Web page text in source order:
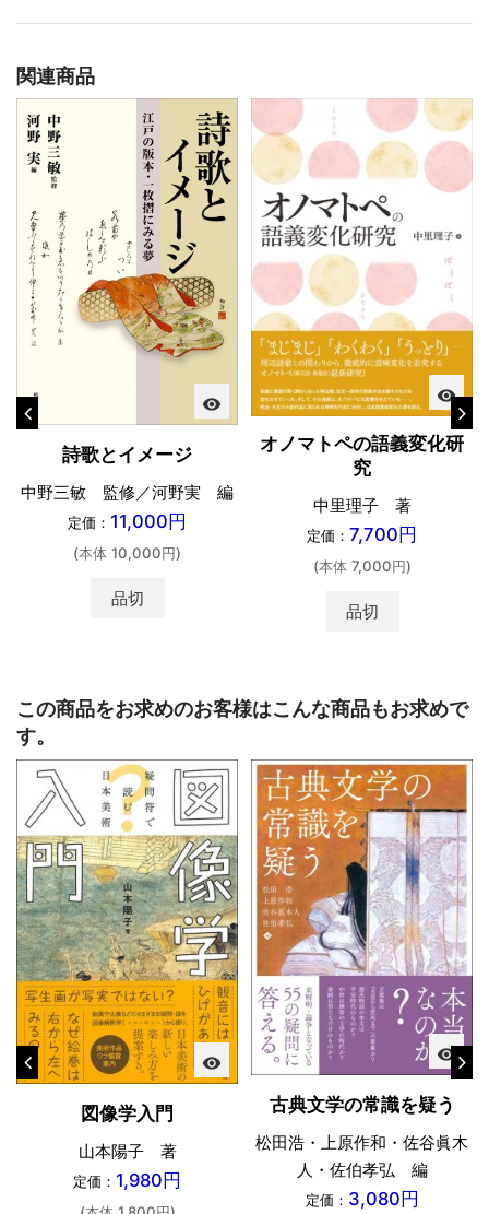
関連商品
visibility
詩歌とイメージ
中野三敏 監修／河野実 編
定価： 11,000円
(本体 10,000円)
品切
visibility
オノマトペの語義変化研
究
中里理子 著
定価： 7,700円
(本体 7,000円)
品切
この商品をお求めのお客様はこんな商品もお求めで
す。
visibility
図像学入門
山本陽子 著
定価： 1,980円
visibility
古典文学の常識を疑う
松田浩・上原作和・佐谷眞木
人・佐伯孝弘 編
定価： 3,080円